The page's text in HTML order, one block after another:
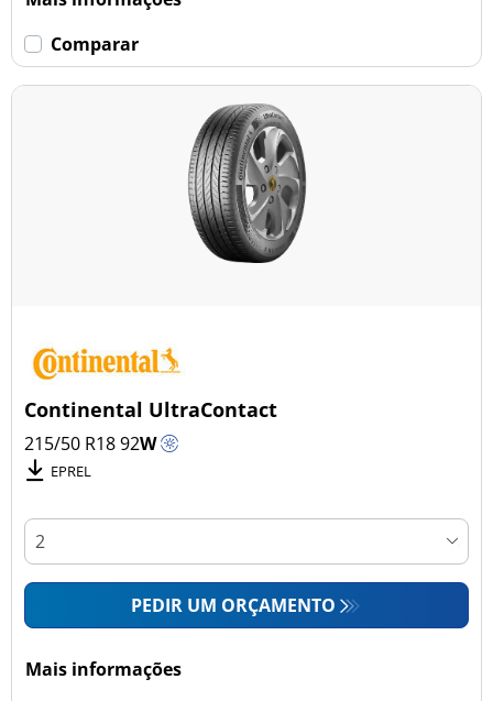
Comparar
Continental UltraContact
215/50 R1892W
EPREL
PEDIR UM ORÇAMENTO
Mais informações